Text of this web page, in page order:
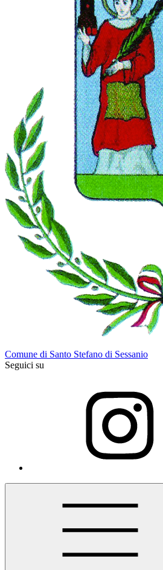
Comune di Santo Stefano di Sessanio
Seguici su